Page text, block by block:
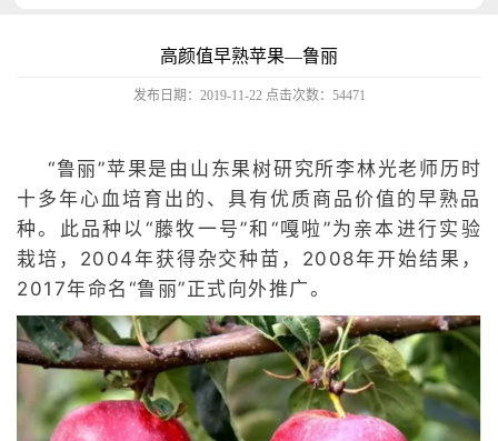
高颜值早熟苹果—鲁丽
发布日期：2019-11-22 点击次数： 54471
“鲁丽”苹果是由山东果树研究所李林光老师历时
十多年心血培育出的、具有优质商品价值的早熟品
种。
此品种以“藤牧一号”和“嘎啦”为亲本进行实验
栽培，2004年获得杂交种苗，2008年开始结果，
2017年命名“鲁丽”正式向外推广。